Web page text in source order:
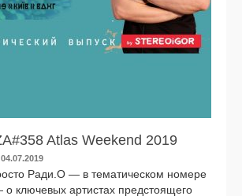
Atlas Weekend 2019
04.07.2019
Ради.О — в тема­ти­че­ском номе­ре
клю­че­вых арти­стах пред­сто­я­ще­го